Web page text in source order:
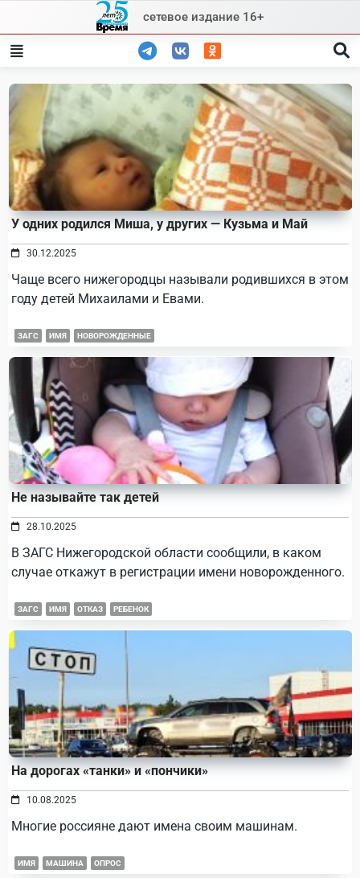
content
сетевое издание 16+
У одних родился Миша, у других — Кузьма и Май
30.12.2025
Чаще всего нижегородцы называли родившихся в этом
году детей Михаилами и Евами.
ЗАГС ИМЯ НОВОРОЖДЕННЫЕ
Не называйте так детей
28.10.2025
В ЗАГС Нижегородской области сообщили, в каком
случае откажут в регистрации имени новорожденного.
ЗАГС ИМЯ ОТКАЗ РЕБЕНОК
На дорогах «танки» и «пончики»
10.08.2025
Многие россияне дают имена своим машинам.
ИМЯ МАШИНА ОПРОС